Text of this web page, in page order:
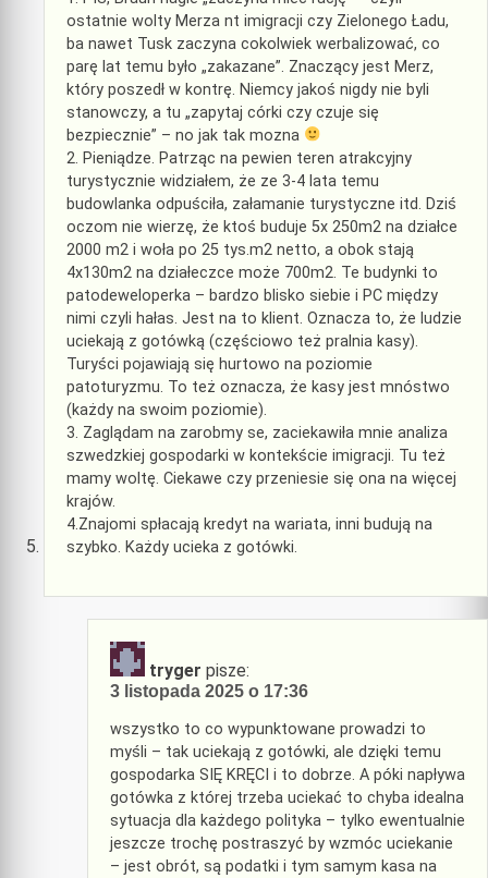
ostatnie wolty Merza nt imigracji czy Zielonego Ładu,
ba nawet Tusk zaczyna cokolwiek werbalizować, co
parę lat temu było „zakazane”. Znaczący jest Merz,
który poszedł w kontrę. Niemcy jakoś nigdy nie byli
stanowczy, a tu „zapytaj córki czy czuje się
bezpiecznie” – no jak tak mozna
2. Pieniądze. Patrząc na pewien teren atrakcyjny
turystycznie widziałem, że ze 3-4 lata temu
budowlanka odpuściła, załamanie turystyczne itd. Dziś
oczom nie wierzę, że ktoś buduje 5x 250m2 na działce
2000 m2 i woła po 25 tys.m2 netto, a obok stają
4x130m2 na działeczce może 700m2. Te budynki to
patodeweloperka – bardzo blisko siebie i PC między
nimi czyli hałas. Jest na to klient. Oznacza to, że ludzie
uciekają z gotówką (częściowo też pralnia kasy).
Turyści pojawiają się hurtowo na poziomie
patoturyzmu. To też oznacza, że kasy jest mnóstwo
(każdy na swoim poziomie).
3. Zaglądam na zarobmy se, zaciekawiła mnie analiza
szwedzkiej gospodarki w kontekście imigracji. Tu też
mamy woltę. Ciekawe czy przeniesie się ona na więcej
krajów.
4.Znajomi spłacają kredyt na wariata, inni budują na
szybko. Każdy ucieka z gotówki.
tryger pisze:
3 listopada 2025 o 17:36
wszystko to co wypunktowane prowadzi to
myśli – tak uciekają z gotówki, ale dzięki temu
gospodarka SIĘ KRĘCI i to dobrze. A póki napływa
gotówka z której trzeba uciekać to chyba idealna
sytuacja dla każdego polityka – tylko ewentualnie
jeszcze trochę postraszyć by wzmóc uciekanie
– jest obrót, są podatki i tym samym kasa na